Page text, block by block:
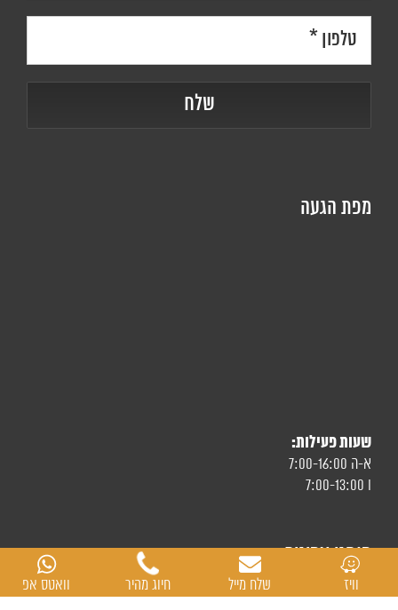
מפת הגעה
שעות פעילות:
א-ה 7:00-16:00
ו 7:00-13:00
מותגי צמיגים
וויז שלח מייל חיוג מהיר וואטס אפ